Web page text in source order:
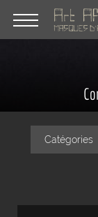
Catégories